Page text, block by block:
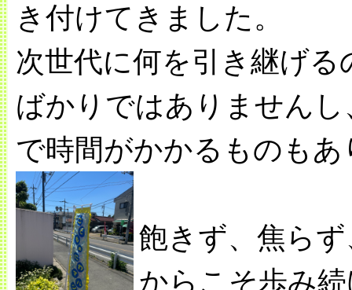
き付けてきました。
次世代に何を引き継げ
ばかりではありません
で時間がかかるものもあ
飽きず、焦ら
からこそ歩み